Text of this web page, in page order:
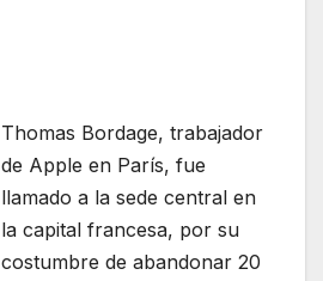
Thomas Bordage, trabajador
de Apple en París, fue
llamado a la sede central en
la capital francesa, por su
costumbre de abandonar 20